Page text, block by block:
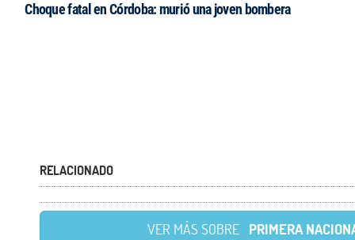
Choque fatal en Córdoba: murió una joven bombera
RELACIONADO
VER MÁS SOBRE PRIMERA